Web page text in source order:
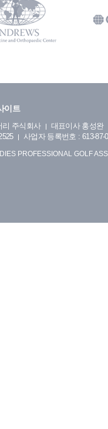
이트
리 주식회사
대표이사 홍성완
사업자 등록번호 : 613-87-
PROFESSIONAL GOLF